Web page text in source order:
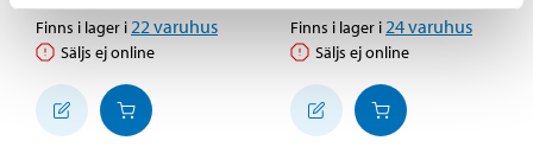
Finns i lager i 22 varuhus
Säljs ej online
Finns i lager i 24varuhus
Säljs ej online